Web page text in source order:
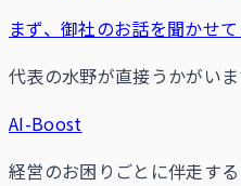
まず、御社のお話を聞かせ
代表の水野が直接うかがいま
AI-Boost
経営のお困りごとに伴走する